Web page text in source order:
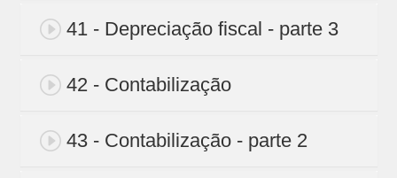
41 - Depreciação fiscal - parte 3
42 - Contabilização
43 - Contabilização - parte 2